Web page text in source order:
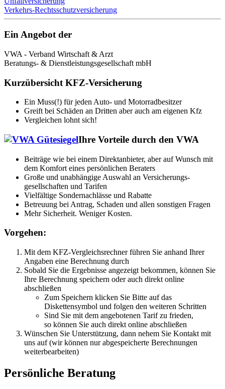
Verkehrs-Rechtsschutzversicherung
Ein Angebot der
VWA - Verband Wirtschaft & Arzt
Beratungs- & Dienstleistungs­gesellschaft mbH
Kurzübersicht KFZ-Versicherung
Ein Muss(!) für jeden Auto- und Motorradbesitzer
Greift bei Schäden an Dritten aber auch am eigenen Kfz
Vergleichen lohnt sich!
Ihre Vorteile durch den VWA
Beiträge wie bei einem Direktanbieter, aber auf Wunsch mit
dem Komfort eines persönlichen Beraters
Große und unab­hängige Auswahl an Versicherungs­
gesellschaften und Tarifen
Vielfältige Sonder­nachlässe und Rabatte
Betreuung bei Antrag, Schaden und allen sonstigen Fragen
Mehr Sicherheit. Weniger Kosten.
Vorgehen:
Mit dem KFZ-Ver­gleichsrechner führen Sie anhand Ihrer
Angaben eine Berechnung durch
Sobald Sie die Ergebnisse angezeigt bekommen, können Sie
Ihre Berechnung speichern oder auch direkt online
abschließen
Zum Speichern klicken Sie Bitte auf das
Diskettensymbol und folgen den weiteren Schritten
Sind Sie mit dem angebotenen Tarif zu frieden,
so können Sie auch direkt online abschließen
Wünschen Sie Unterstützung, dann nehem Sie Kontakt mit
uns auf (wir können nur abgespeicherte Berechnungen
weiterbearbeiten)
Persönliche Beratung